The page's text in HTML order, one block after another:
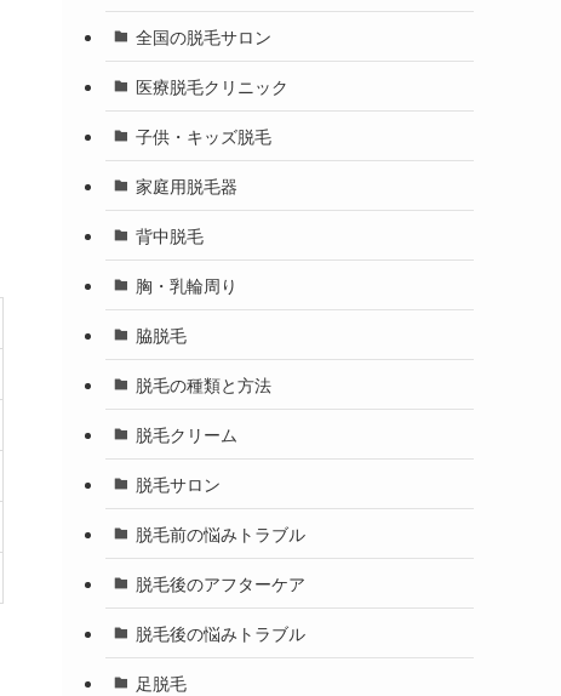
全国の脱毛サロン
医療脱毛クリニック
子供・キッズ脱毛
家庭用脱毛器
背中脱毛
胸・乳輪周り
脇脱毛
脱毛の種類と方法
脱毛クリーム
脱毛サロン
脱毛前の悩みトラブル
脱毛後のアフターケア
脱毛後の悩みトラブル
足脱毛